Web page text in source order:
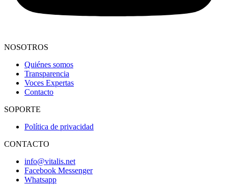
NOSOTROS
Quiénes somos
Transparencia
Voces Expertas
Contacto
SOPORTE
Política de privacidad
CONTACTO
info@vitalis.net
Facebook Messenger
Whatsapp